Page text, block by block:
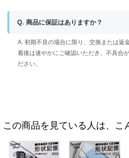
Q. 商品に保証はありますか？
A. 初期不良の場合に限り、交換または返
着後は速やかにご確認いただき、不具合
ださい。
この商品を見ている人は、こ